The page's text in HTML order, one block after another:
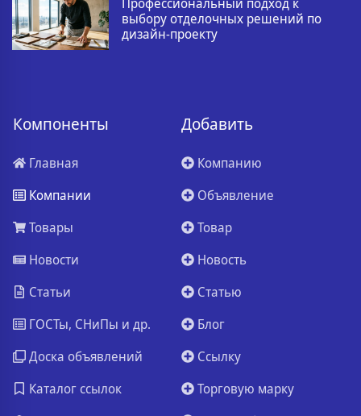
выбору отделочных решений по
дизайн-проекту
Компоненты
Главная
Компании
Товары
Новости
Статьи
ГОСТы, СНиПы и др.
Доска объявлений
Каталог ссылок
Добавить
Компанию
Объявление
Товар
Новость
Статью
Блог
Ссылку
Торговую марку